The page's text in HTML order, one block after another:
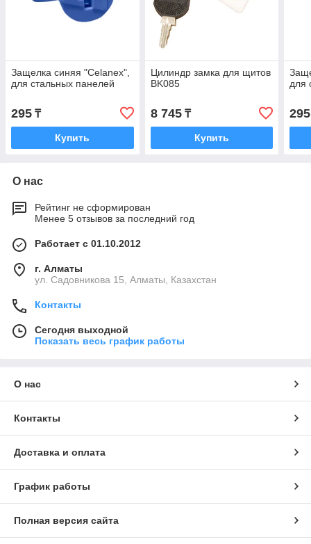
Защелка синяя "Celanex",
для стальных панелей
295 ₸
Купить
Цилиндр замка для щитов
BK085
8 745₸
Купить
для
295
О нас
Рейтинг не сформирован
Менее 5 отзывов за последний год
Работает с 01.10.2012
г. Алматы
ул. Садовникова 15, Алматы, Казахстан
Контакты
Сегодня выходной
Показать весь график работы
О нас
Контакты
Доставка и оплата
График работы
Полная версия сайта